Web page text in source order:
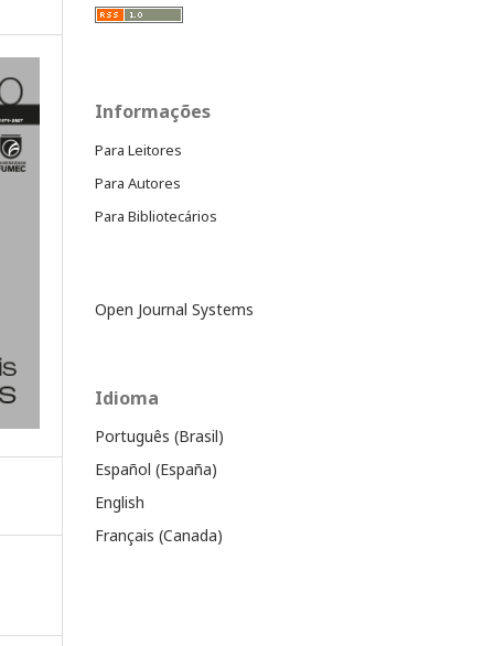
Informações
Para Leitores
Para Autores
Para Bibliotecários
Open Journal Systems
Idioma
Português (Brasil)
Español (España)
English
Français (Canada)